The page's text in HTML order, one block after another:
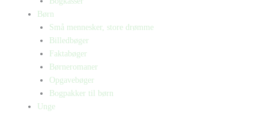
Børn
Små mennesker, store drømme
Billedbøger
Faktabøger
Børneromaner
Opgavebøger
Bogpakker til børn
Unge